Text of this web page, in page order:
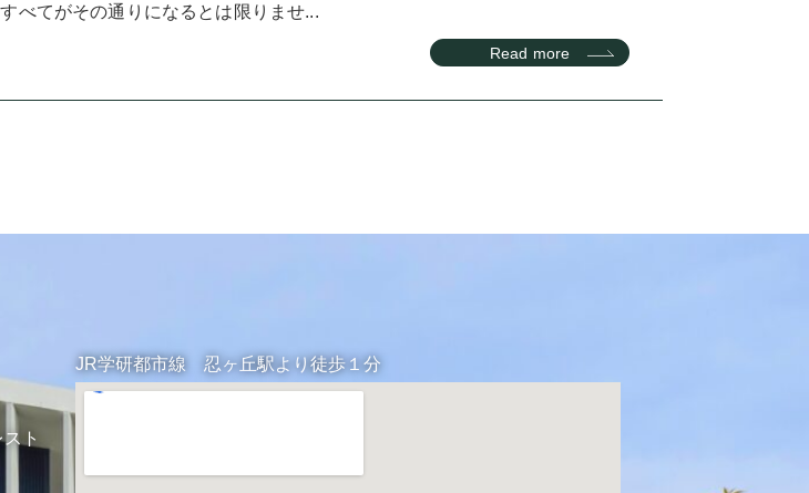
べてがその通りになるとは限りませ...
Read more
ト
JR学研都市線 忍ヶ丘駅より徒歩１分